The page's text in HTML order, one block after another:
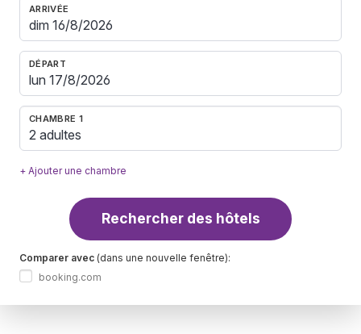
ARRIVÉE
DÉPART
CHAMBRE 1
2 adultes
+ Ajouter une chambre
Rechercher des hôtels
Comparer avec (dans une nouvelle fenêtre):
booking.com